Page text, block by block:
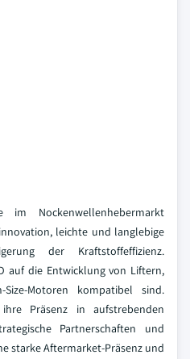
im Nockenwellenhebermarkt
leichte und langlebige
der Kraftstoffeffizienz.
auf die Entwicklung von Liftern,
Motoren kompatibel sind.
Präsenz in aufstrebenden
Partnerschaften und
starke Aftermarket-Präsenz und